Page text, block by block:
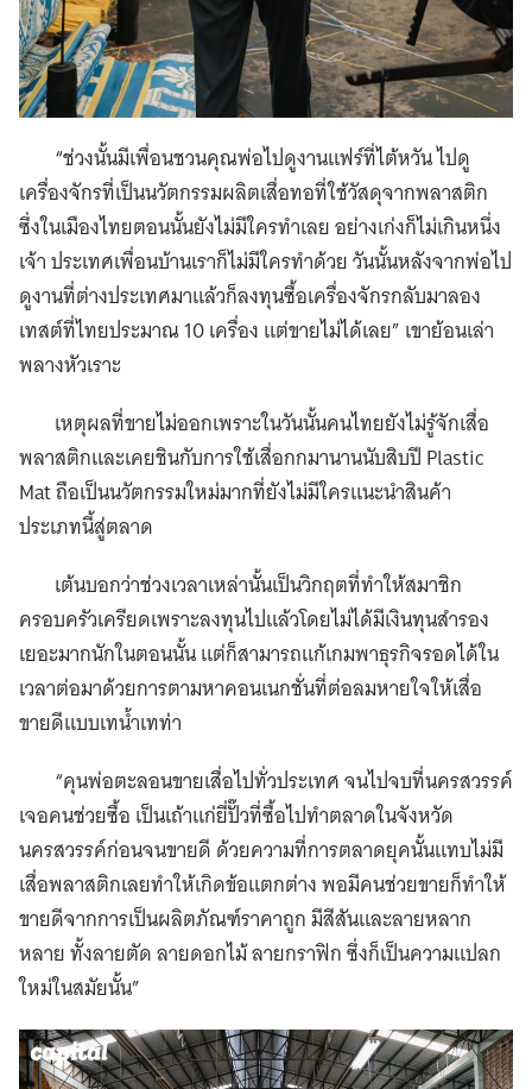
“ช่วงนั้นมีเพื่อนชวนคุณพ่อไปดูงานแฟร์ที่ไต้หวัน ไปดู
เครื่องจักรที่เป็นนวัตกรรมผลิตเสื่อทอที่ใช้วัสดุจากพลาสติก
ซึ่งในเมืองไทยตอนนั้นยังไม่มีใครทำเลย อย่างเก่งก็ไม่เกินหนึ่ง
เจ้า ประเทศเพื่อนบ้านเราก็ไม่มีใครทำด้วย วันนั้นหลังจากพ่อไป
ดูงานที่ต่างประเทศมาแล้วก็ลงทุนซื้อเครื่องจักรกลับมาลอง
เทสต์ที่ไทยประมาณ 10 เครื่อง แต่ขายไม่ได้เลย” เขาย้อนเล่า
พลางหัวเราะ
เหตุผลที่ขายไม่ออกเพราะในวันนั้นคนไทยยังไม่รู้จักเสื่อ
พลาสติกและเคยชินกับการใช้เสื่อกกมานานนับสิบปี Plastic
Mat ถือเป็นนวัตกรรมใหม่มากที่ยังไม่มีใครแนะนำสินค้า
ประเภทนี้สู่ตลาด
เต้นบอกว่าช่วงเวลาเหล่านั้นเป็นวิกฤตที่ทำให้สมาชิก
ครอบครัวเครียดเพราะลงทุนไปแล้วโดยไม่ได้มีเงินทุนสำรอง
เยอะมากนักในตอนนั้น แต่ก็สามารถแก้เกมพาธุรกิจรอดได้ใน
เวลาต่อมาด้วยการตามหาคอนเนกชั่นที่ต่อลมหายใจให้เสื่อ
ขายดีแบบเทน้ำเทท่า
“คุนพ่อตะลอนขายเสื่อไปทั่วประเทศ จนไปจบที่นครสวรรค์
เจอคนช่วยซื้อ เป็นเถ้าแก่ยี่ปั๊วที่ซื้อไปทำตลาดในจังหวัด
นครสวรรค์ก่อนจนขายดี ด้วยความที่การตลาดยุคนั้นแทบไม่มี
เสื่อพลาสติกเลยทำให้เกิดข้อแตกต่าง พอมีคนช่วยขายก็ทำให้
ขายดีจากการเป็นผลิตภัณฑ์ราคาถูก มีสีสันและลายหลาก
หลาย ทั้งลายตัด ลายดอกไม้ ลายกราฟิก ซึ่งก็เป็นความแปลก
ใหม่ในสมัยนั้น”